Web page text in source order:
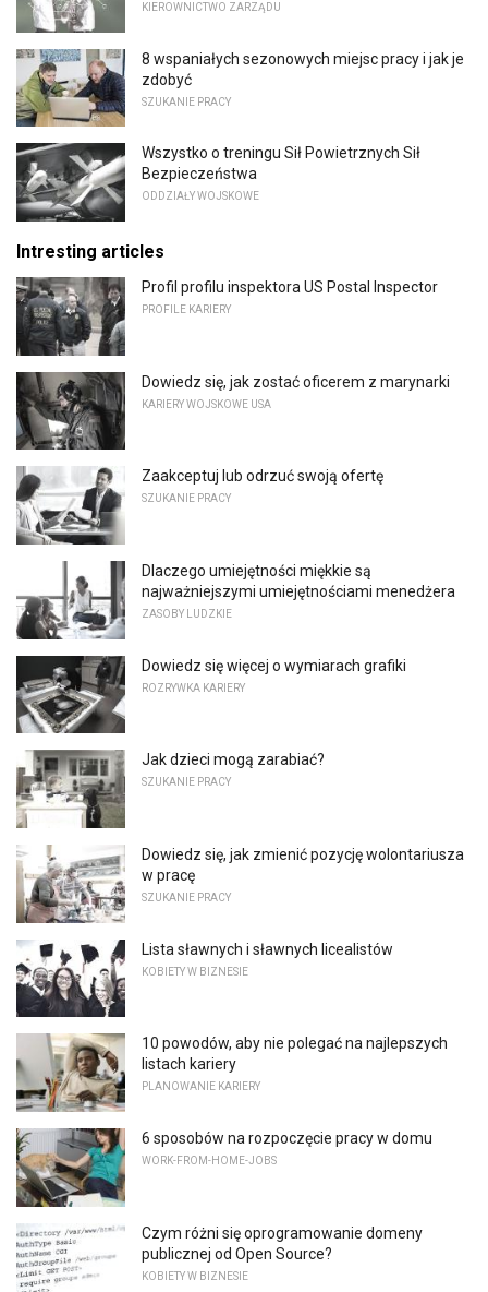
KIEROWNICTWO ZARZĄDU
8 wspaniałych sezonowych miejsc pracy i jak je
zdobyć
SZUKANIE PRACY
Wszystko o treningu Sił Powietrznych Sił
Bezpieczeństwa
ODDZIAŁY WOJSKOWE
Intresting articles
Profil profilu inspektora US Postal Inspector
PROFILE KARIERY
Dowiedz się, jak zostać oficerem z marynarki
KARIERY WOJSKOWE USA
Zaakceptuj lub odrzuć swoją ofertę
SZUKANIE PRACY
Dlaczego umiejętności miękkie są
najważniejszymi umiejętnościami menedżera
ZASOBY LUDZKIE
Dowiedz się więcej o wymiarach grafiki
ROZRYWKA KARIERY
Jak dzieci mogą zarabiać?
SZUKANIE PRACY
Dowiedz się, jak zmienić pozycję wolontariusza
w pracę
SZUKANIE PRACY
Lista sławnych i sławnych licealistów
KOBIETY W BIZNESIE
10 powodów, aby nie polegać na najlepszych
listach kariery
PLANOWANIE KARIERY
6 sposobów na rozpoczęcie pracy w domu
WORK-FROM-HOME-JOBS
Czym różni się oprogramowanie domeny
publicznej od Open Source?
KOBIETY W BIZNESIE